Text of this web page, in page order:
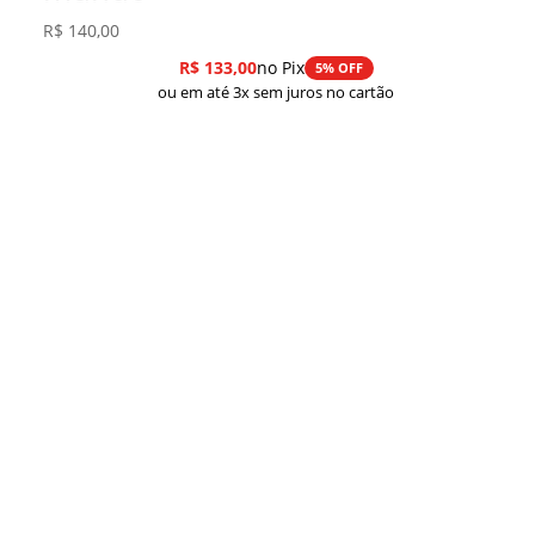
R$ 140,00
R$133,00no Pix 5% OFF
ou em até 3x sem juros no cartão